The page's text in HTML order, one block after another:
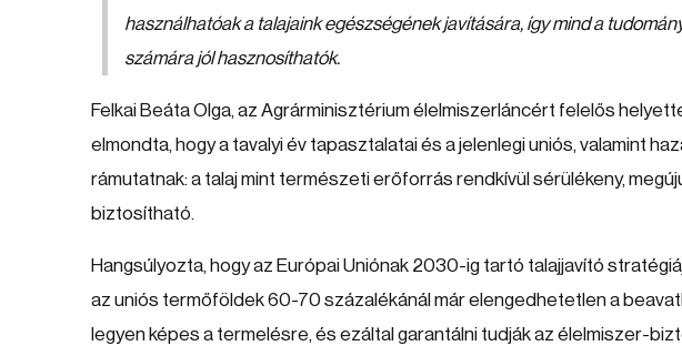
használhatóak a talajaink egészségének javítására, így mind a
számára jól hasznosíthatók.
Felkai Beáta Olga, az Agrárminisztérium élelmiszerláncért felelős
elmondta, hogy a tavalyi év tapasztalatai és a jelenlegi uniós, valamint
rámutatnak: a talaj mint természeti erőforrás rendkívül sérülékeny,
biztosítható.
Hangsúlyozta, hogy az Európai Uniónak 2030-ig tartó talajjavító
az uniós termőföldek 60-70 százalékánál már elengedhetetlen a
legyen képes a termelésre, és ezáltal garantálni tudják az élelmiszer-